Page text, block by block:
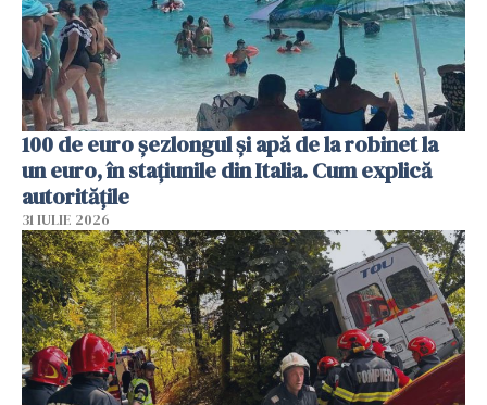
100 de euro șezlongul și apă de la robinet la
un euro, în stațiunile din Italia. Cum explică
autoritățile
31 IULIE 2026